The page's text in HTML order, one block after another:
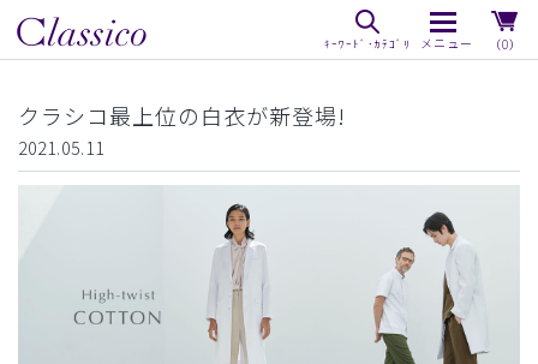
（0）
クラシコ最上位の白衣が新登場!
2021.05.11